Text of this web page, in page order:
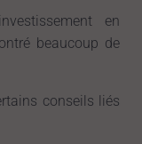
en
beaucoup de
conseils liés